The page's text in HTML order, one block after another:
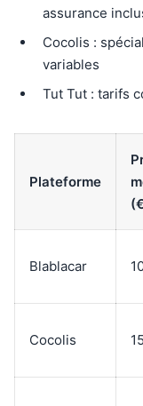
assurance
Cocolis :
variables
Tut Tut : tarifs
Plateforme
Blablacar
Cocolis